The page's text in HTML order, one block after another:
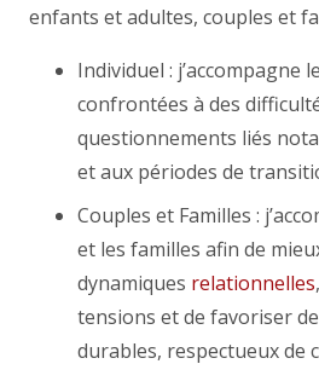
enfants et adultes, couples et
Individuel : j’accompagne
confrontées à des
questionnements liés
et aux périodes de
Couples et Familles :
et les familles afin de
dynamiques relationnelles
tensions et de favoriser
durables, respectueux de